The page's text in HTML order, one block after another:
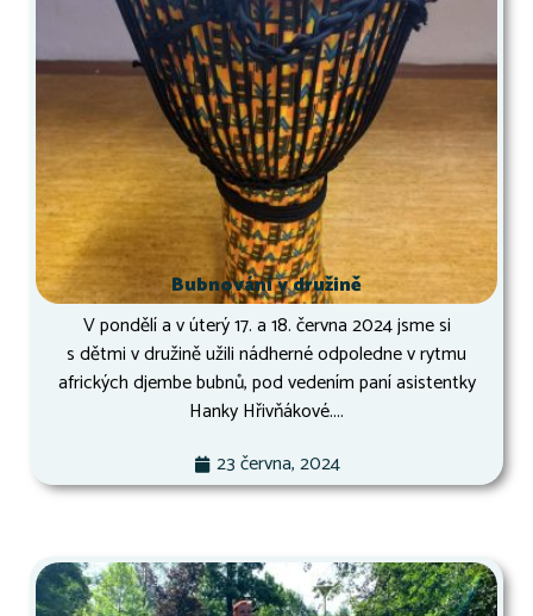
Bubnování v družině
V pondělí a v úterý 17. a 18. června 2024 jsme si
s dětmi v družině užili nádherné odpoledne v rytmu
afrických djembe bubnů, pod vedením paní asistentky
Hanky Hřivňákové....
23 června, 2024